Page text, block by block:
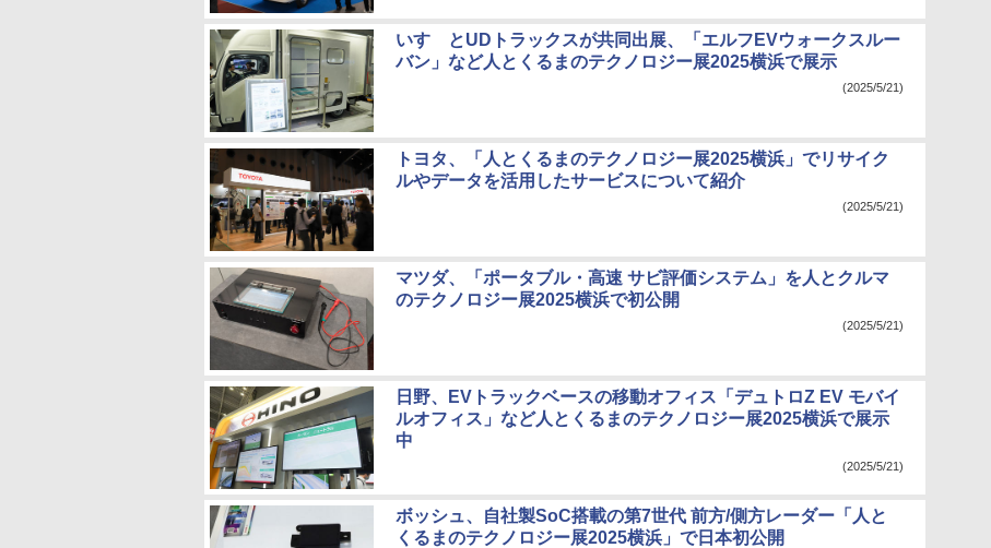
いすゞとUDトラックスが共同出展、「エルフEVウォークスルー
バン」など人とくるまのテクノロジー展2025横浜で展示
(2025/5/21)
トヨタ、「人とくるまのテクノロジー展2025横浜」でリサイク
ルやデータを活用したサービスについて紹介
(2025/5/21)
マツダ、「ポータブル・高速 サビ評価システム」を人とクルマ
のテクノロジー展2025横浜で初公開
(2025/5/21)
日野、EVトラックベースの移動オフィス「デュトロZ EV モバイ
ルオフィス」など人とくるまのテクノロジー展2025横浜で展示
中
(2025/5/21)
ボッシュ、自社製SoC搭載の第7世代 前方/側方レーダー「人と
くるまのテクノロジー展2025横浜」で日本初公開